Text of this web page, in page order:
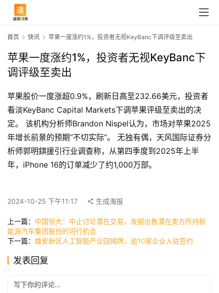
首
讯
公
首页 快讯 苹果一度涨约1%，投资者无视KeyBanc下调评级至卖出
苹果一度涨约1%，投资者无视KeyBanc下
调评级至卖出
苹果股价一度涨超0.9%，刷新日高至232.66美元，投资者
看淡KeyBanc Capital Markets下调苹果评级至卖出的决
定。 该机构分析师Brandon Nispel认为，市场对苹果2025
年增长前景的预期“不切实际”。 无独有偶，天风国际证券分
析师郭明錤援引行业调查称，从第四季度到2025年上半
年，iPhone 16的订单减少了约1,000万部。
2024-10-25 下午11:17 生成海报
上一篇： 中国恒大：中止讨论潜在交易，发掘出售潜在卖方所持新
能源汽车集团股份的可行机会
下一篇： 雄安新区人工智能产业园揭牌，逾10家企业入驻签约
发表回复